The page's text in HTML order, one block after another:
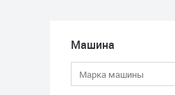
Машина